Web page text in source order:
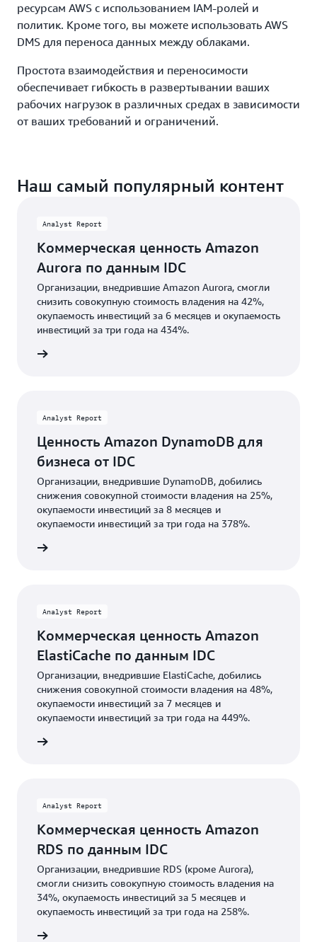
ресурсам AWS с использованием IAM-ролей и
политик. Кроме того, вы можете использовать AWS
DMS для переноса данных между облаками.
Простота взаимодействия и переносимости
обеспечивает гибкость в развертывании ваших
рабочих нагрузок в различных средах в зависимости
от ваших требований и ограничений.
Наш самый популярный контент
Analyst Report
Коммерческая ценность Amazon
Aurora по данным IDC
Организации, внедрившие Amazon Aurora, смогли
снизить совокупную стоимость владения на 42%,
окупаемость инвестиций за 6 месяцев и окупаемость
инвестиций за три года на 434%.
Analyst Report
Ценность Amazon DynamoDB для
бизнеса от IDC
Организации, внедрившие DynamoDB, добились
снижения совокупной стоимости владения на 25%,
окупаемости инвестиций за 8 месяцев и
окупаемости инвестиций за три года на 378%.
Analyst Report
Коммерческая ценность Amazon
ElastiCache по данным IDC
Организации, внедрившие ElastiCache, добились
снижения совокупной стоимости владения на 48%,
окупаемости инвестиций за 7 месяцев и
окупаемости инвестиций за три года на 449%.
Analyst Report
Коммерческая ценность Amazon
RDS по данным IDC
Организации, внедрившие RDS (кроме Aurora),
смогли снизить совокупную стоимость владения на
34%, окупаемость инвестиций за 5 месяцев и
окупаемость инвестиций за три года на 258%.